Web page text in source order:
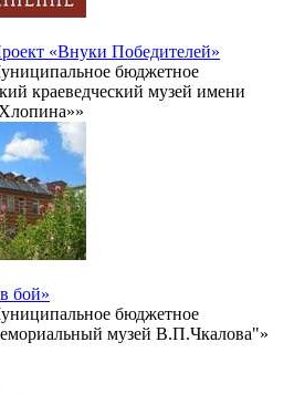
«Внуки Победителей»
бюджетное
краеведческий музей имени
бой»
бюджетное
музей В.П.Чкалова"»